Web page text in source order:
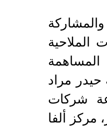
والمشاركة
الملاحية
المساهمة
حيدر مراد
شركات
مركز ألفا